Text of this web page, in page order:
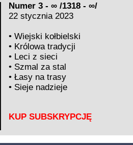
Numer 3 - ∞ /1318 - ∞/
22 stycznia 2023
•Wiejski kołbielski
• Królowa tradycji
• Leci z sieci
• Szmal za stal
•Łasy na trasy
• Sieje nadzieje
KUP SUBSKRYPCJĘ